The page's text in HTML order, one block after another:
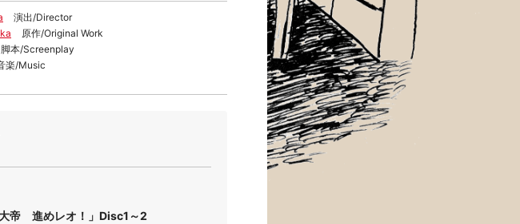
演出/Director
原作/Original Work
脚本/Screenplay
楽/Music
帝 進めレオ！」Disc1～2